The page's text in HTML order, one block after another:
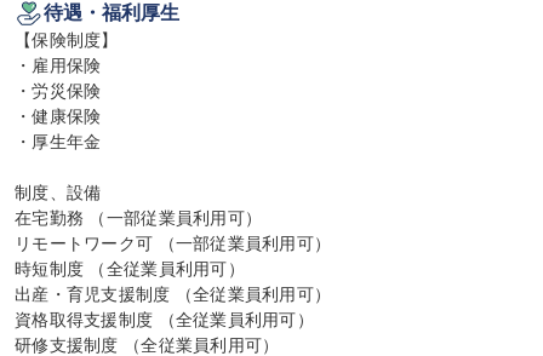
待遇・福利厚生
【保険制度】
・雇用保険
・労災保険
・健康保険
・厚生年金
制度、設備
在宅勤務 （一部従業員利用可）
リモートワーク可 （一部従業員利用可）
時短制度 （全従業員利用可）
出産・育児支援制度 （全従業員利用可）
資格取得支援制度 （全従業員利用可）
研修支援制度 （全従業員利用可）